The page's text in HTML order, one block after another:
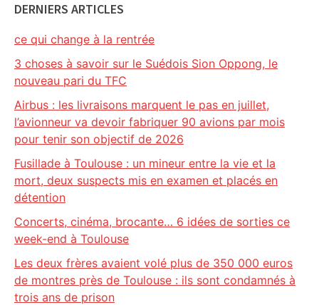
DERNIERS ARTICLES
ce qui change à la rentrée
3 choses à savoir sur le Suédois Sion Oppong, le
nouveau pari du TFC
Airbus : les livraisons marquent le pas en juillet,
l’avionneur va devoir fabriquer 90 avions par mois
pour tenir son objectif de 2026
Fusillade à Toulouse : un mineur entre la vie et la
mort, deux suspects mis en examen et placés en
détention
Concerts, cinéma, brocante… 6 idées de sorties ce
week-end à Toulouse
Les deux frères avaient volé plus de 350 000 euros
de montres près de Toulouse : ils sont condamnés à
trois ans de prison